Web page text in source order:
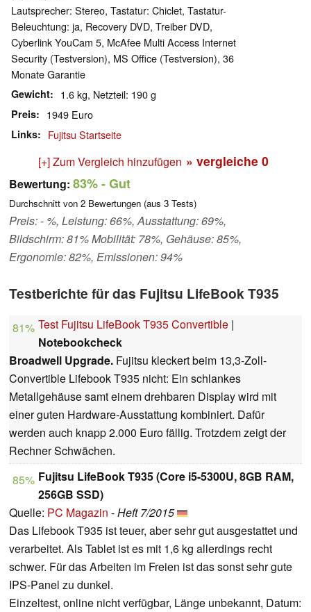
Lautsprecher: Stereo, Tastatur: Chiclet, Tastatur-
Beleuchtung: ja, Recovery DVD, Treiber DVD,
Cyberlink YouCam 5, McAfee Multi Access Internet
Security (Testversion), MS Office (Testversion), 36
Monate Garantie
Gewicht 1.6 kg, Netzteil: 190 g
Preis 1949 Euro
Links Fujitsu Startseite
[+] Zum Vergleich hinzufügen » vergleiche 0
Bewertung: 83%- Gut
Durchschnitt von 2 Bewertungen (aus 3 Tests)
Preis: - %, Leistung: 66%, Ausstattung: 69%,
Bildschirm: 81% Mobilität: 78%, Gehäuse: 85%,
Ergonomie: 82%, Emissionen: 94%
Testberichte für das Fujitsu LifeBook T935
81% Test Fujitsu LifeBook T935 Convertible |
Notebookcheck
Broadwell Upgrade. Fujitsu kleckert beim 13,3-Zoll-
Convertible Lifebook T935 nicht: Ein schlankes
Metallgehäuse samt einem drehbaren Display wird mit
einer guten Hardware-Ausstattung kombiniert. Dafür
werden auch knapp 2.000 Euro fällig. Trotzdem zeigt der
Rechner Schwächen.
85% Fujitsu LifeBook T935 (Core i5-5300U, 8GB RAM,
256GB SSD)
Quelle: PC Magazin -Heft 7/2015
Das Lifebook T935 ist teuer, aber sehr gut ausgestattet und
verarbeitet. Als Tablet ist es mit 1,6 kg allerdings recht
schwer. Für das Arbeiten im Freien ist das sonst sehr gute
IPS-Panel zu dunkel.
Einzeltest, online nicht verfügbar, Länge unbekannt, Datum: